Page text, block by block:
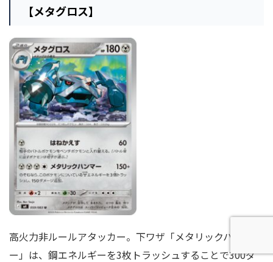
【メタグロス】
高火力非ルールアタッカー。下ワザ「メタリックハンマ
ー」は、鋼エネルギーを3枚トラッシュすることで300ダ